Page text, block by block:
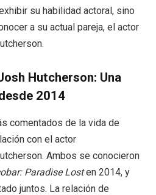
su habilidad actoral, sino
a su actual pareja, el actor
Hutcherson: Una
2014
comentados de la vida de
con el actor
Ambos se conocieron
Paradise Losten 2014, y
juntos. La relación de